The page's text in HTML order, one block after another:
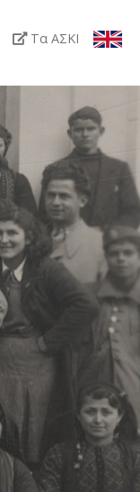
Τα ΑΣΚΙ